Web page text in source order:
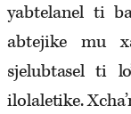
yabtelanel ti
abtejike mu
sjelubtasel ti
ilolaletike.